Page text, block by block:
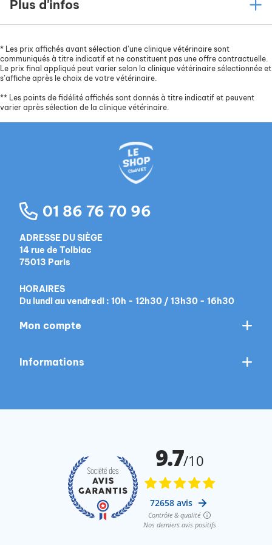
Plus d'infos
* Les prix affichés avant sélection d’une clinique vétérinaire sont
communiqués à titre indicatif et ne constituent pas une offre contractuelle.
Le prix final appliqué peut varier selon la clinique vétérinaire sélectionnée et
s’affiche après le choix de votre vétérinaire.
** Les points de fidélité affichés sont donnés à titre indicatif et peuvent
varier après sélection de la clinique vétérinaire.
01 86 76 70 96
ADRESSE DU SIÈGE
14 rue de Tolbiac
75013 Paris
HORAIRES
Du lundi au vendredi : 10h - 12h30 / 13h30 - 16h30
Mon compte
Informations